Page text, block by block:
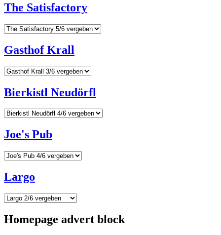
The Satisfactory
Gasthof Krall
Bierkistl Neudörfl
Joe's Pub
Largo
Homepage advert block